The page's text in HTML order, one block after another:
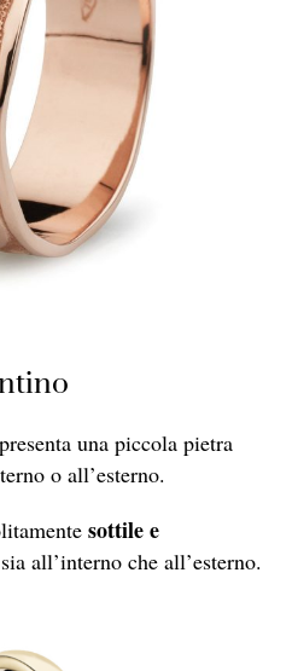
una piccola pietra
o all’esterno.
sottile e
sia all’interno che all’esterno.